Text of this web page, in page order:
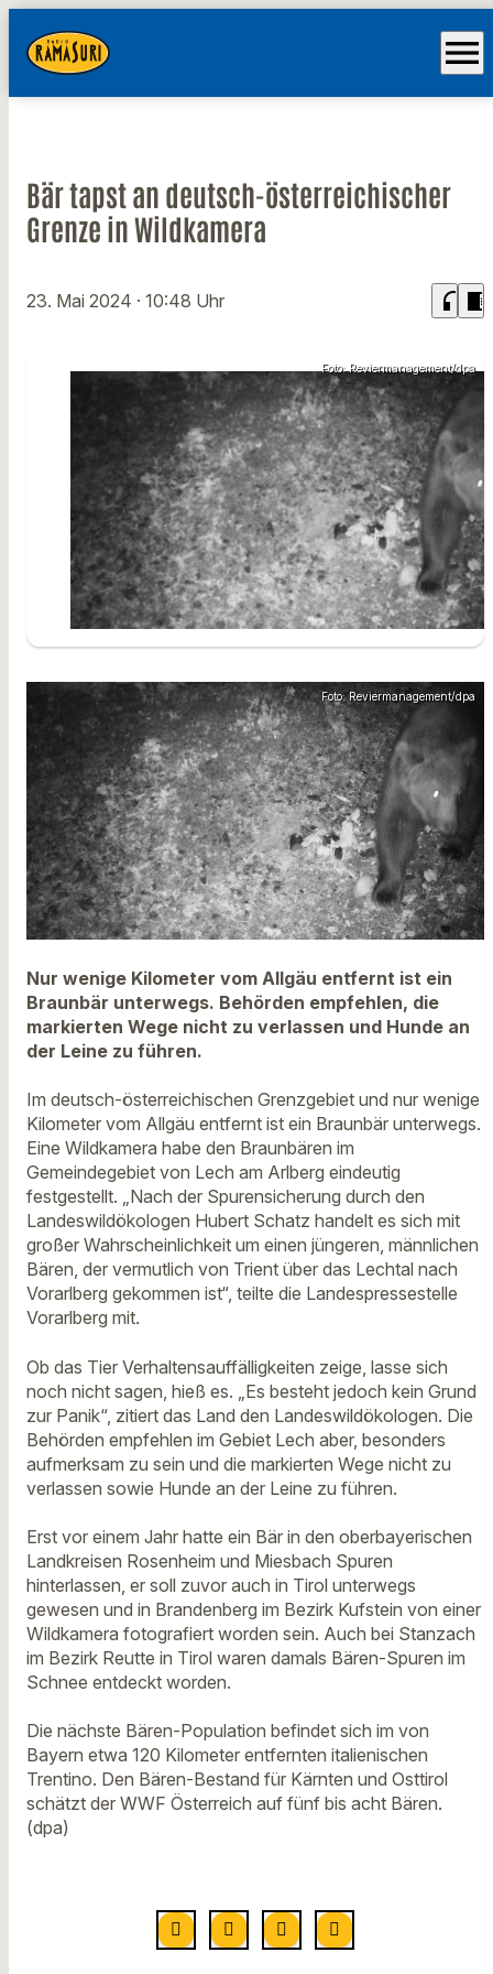
menu
Bär tapst an deutsch-österreichischer
Grenze in Wildkamera
23. Mai 2024 · 10:48 Uhr headphones chrome_reader_mode
Foto: Reviermanagement/dpa
Foto: Reviermanagement/dpa
Nur wenige Kilometer vom Allgäu entfernt ist ein
Braunbär unterwegs. Behörden empfehlen, die
markierten Wege nicht zu verlassen und Hunde an
der Leine zu führen.
Im deutsch-österreichischen Grenzgebiet und nur wenige
Kilometer vom Allgäu entfernt ist ein Braunbär unterwegs.
Eine Wildkamera habe den Braunbären im
Gemeindegebiet von Lech am Arlberg eindeutig
festgestellt. „Nach der Spurensicherung durch den
Landeswildökologen Hubert Schatz handelt es sich mit
großer Wahrscheinlichkeit um einen jüngeren, männlichen
Bären, der vermutlich von Trient über das Lechtal nach
Vorarlberg gekommen ist“, teilte die Landespressestelle
Vorarlberg mit.
Ob das Tier Verhaltensauffälligkeiten zeige, lasse sich
noch nicht sagen, hieß es. „Es besteht jedoch kein Grund
zur Panik“, zitiert das Land den Landeswildökologen. Die
Behörden empfehlen im Gebiet Lech aber, besonders
aufmerksam zu sein und die markierten Wege nicht zu
verlassen sowie Hunde an der Leine zu führen.
Erst vor einem Jahr hatte ein Bär in den oberbayerischen
Landkreisen Rosenheim und Miesbach Spuren
hinterlassen, er soll zuvor auch in Tirol unterwegs
gewesen und in Brandenberg im Bezirk Kufstein von einer
Wildkamera fotografiert worden sein. Auch bei Stanzach
im Bezirk Reutte in Tirol waren damals Bären-Spuren im
Schnee entdeckt worden.
Die nächste Bären-Population befindet sich im von
Bayern etwa 120 Kilometer entfernten italienischen
Trentino. Den Bären-Bestand für Kärnten und Osttirol
schätzt der WWF Österreich auf fünf bis acht Bären.
(dpa)